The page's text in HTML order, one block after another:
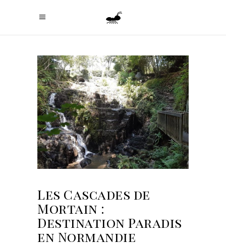
Les Cascades de
Mortain :
Destination Paradis
en Normandie